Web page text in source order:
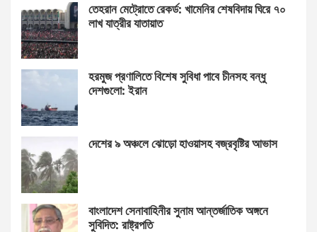
তেহরান মেট্রোতে রেকর্ড: খামেনির শেষবিদায় ঘিরে ৭০
লাখ যাত্রীর যাতায়াত
হরমুজ প্রণালিতে বিশেষ সুবিধা পাবে চীনসহ বন্ধু
দেশগুলো: ইরান
দেশের ৯ অঞ্চলে ঝোড়ো হাওয়াসহ বজ্রবৃষ্টির আভাস
বাংলাদেশ সেনাবাহিনীর সুনাম আন্তর্জাতিক অঙ্গনে
সুবিদিত: রাষ্ট্রপতি